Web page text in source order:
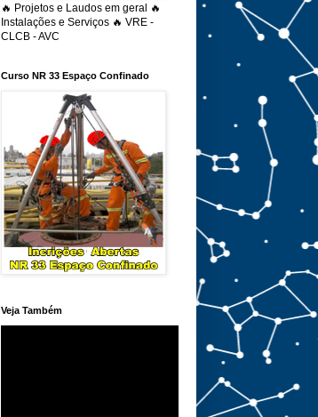
🔥 Projetos e Laudos em geral 🔥
Instalações e Serviços 🔥 VRE -
CLCB - AVC
Curso NR 33 Espaço Confinado
Veja Também